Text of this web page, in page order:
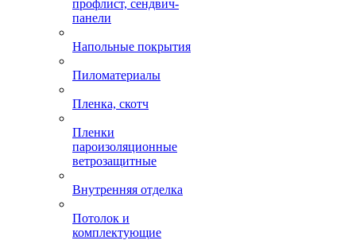
профлист, сендвич-
панели
Напольные покрытия
Пиломатериалы
Пленка, скотч
Пленки
пароизоляционные
ветрозащитные
Внутренняя отделка
Потолок и
комплектующие